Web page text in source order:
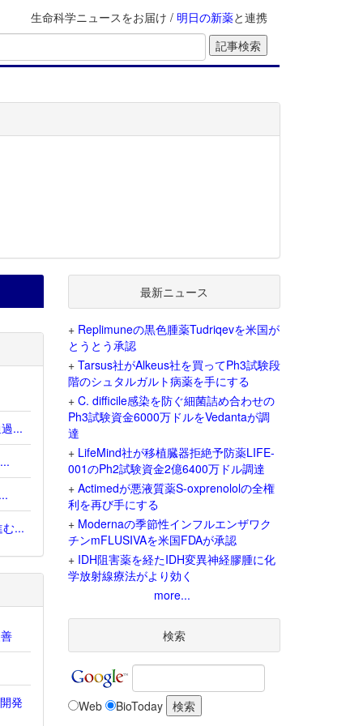
生命科学ニュースをお届け / 明日の新薬と連携
...
...
発
最新ニュース
+ Replimuneの黒色腫薬Tudriqevを米国が
とうとう承認
+ Tarsus社がAlkeus社を買ってPh3試験段
階のシュタルガルト病薬を手にする
+ C. difficile感染を防ぐ細菌詰め合わせの
Ph3試験資金6000万ドルをVedantaが調
達
+ LifeMind社が移植臓器拒絶予防薬LIFE-
001のPh2試験資金2億6400万ドル調達
+ Actimedが悪液質薬S-oxprenololの全権
利を再び手にする
+ Modernaの季節性インフルエンザワク
チンmFLUSIVAを米国FDAが承認
+ IDH阻害薬を経たIDH変異神経膠腫に化
学放射線療法がより効く
more...
検索
Web BioToday